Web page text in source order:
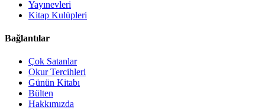
Yayınevleri
Kitap Kulüpleri
Bağlantılar
Çok Satanlar
Okur Tercihleri
Günün Kitabı
Bülten
Hakkımızda